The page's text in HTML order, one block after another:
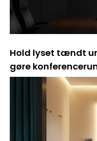
Hold lyset tændt
gøre